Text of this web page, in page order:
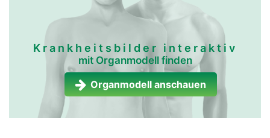
Krankheitsbilder interaktiv
mit Organmodell finden
Organmodell anschauen